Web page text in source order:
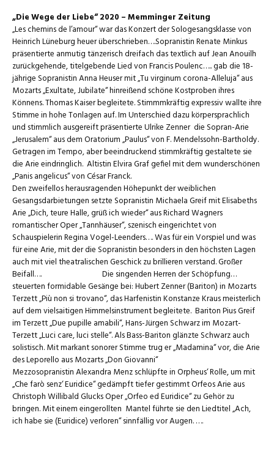
„Die Wege der Liebe“ 2020 – Memminger Zeitung
„Les chemins de l’amour“ war das Konzert der Sologesangsklasse von
Heinrich Lüneburg heuer überschrieben….Sopranistin Renate Minkus
präsentierte anmutig tänzerisch dreifach das textlich auf Jean Anouilh
zurückgehende, titelgebende Lied von Francis Poulenc….. gab die 18-
jährige Sopranistin Anna Heuser mit „Tu virginum corona-Alleluja“ aus
Mozarts „Exultate, Jubilate“ hinreißend schöne Kostproben ihres
Könnens. Thomas Kaiser begleitete. Stimmmkräftig expressiv wallte ihre
Stimme in hohe Tonlagen auf. Im Unterschied dazu körpersprachlich
und stimmlich ausgereift präsentierte Ulrike Zenner die Sopran-Arie
„Jerusalem“ aus dem Oratorium „Paulus“ von F. Mendelssohn-Bartholdy.
Getragen im Tempo, aber beeindruckend stimmkräftig gestaltete sie
die Arie eindringlich. Altistin Elvira Graf gefiel mit dem wunderschönen
„Panis angelicus“ von César Franck.
Den zweifellos herausragenden Höhepunkt der weiblichen
Gesangsdarbietungen setzte Sopranistin Michaela Greif mit Elisabeths
Arie „Dich, teure Halle, grüß ich wieder“ aus Richard Wagners
romantischer Oper „Tannhäuser“, szenisch eingerichtet von
Schauspielerin Regina Vogel-Leenders…. Was für ein Vorspiel und was
für eine Arie, mit der die Sopranistin besonders in den höchsten Lagen
auch mit viel theatralischen Geschick zu brillieren verstand. Großer
Beifall…. Die singenden Herren der Schöpfung…
steuerten formidable Gesänge bei: Hubert Zenner (Bariton) in Mozarts
Terzett „Più non si trovano“, das Harfenistin Konstanze Kraus meisterlich
auf dem vielsaitigen Himmelsinstrument begleitete. Bariton Pius Greif
im Terzett „Due pupille amabili“, Hans-Jürgen Schwarz im Mozart-
Terzett „Luci care, luci stelle“. Als Bass-Bariton glänzte Schwarz auch
solistisch. Mit markant sonorer Stimme trug er „Madamina“ vor, die Arie
des Leporello aus Mozarts „Don Giovanni“
Mezzosopranistin Alexandra Menz schlüpfte in Orpheus‘ Rolle, um mit
„Che farò senz‘ Euridice“ gedämpft tiefer gestimmt Orfeos Arie aus
Christoph Willibald Glucks Oper „Orfeo ed Euridice“ zu Gehör zu
bringen. Mit einem eingerollten Mantel führte sie den Liedtitel „Ach,
ich habe sie (Euridice) verloren“ sinnfällig vor Augen. ….